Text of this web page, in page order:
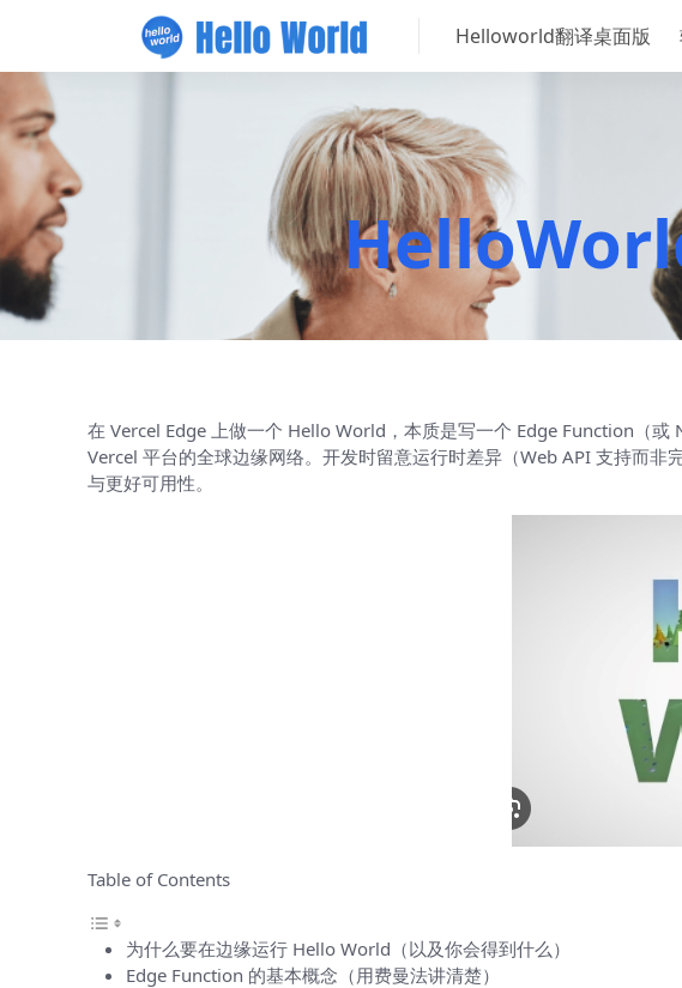
Helloworld翻译桌面版
在 Vercel Edge 上做一个 Hello World，本质是写一个 Edge Function（
Vercel 平台的全球边缘网络。开发时留意运行时差异（Web API 支持而
与更好可用性。
Table of Contents
为什么要在边缘运行 Hello World（以及你会得到什么）
Edge Function 的基本概念（用费曼法讲清楚）